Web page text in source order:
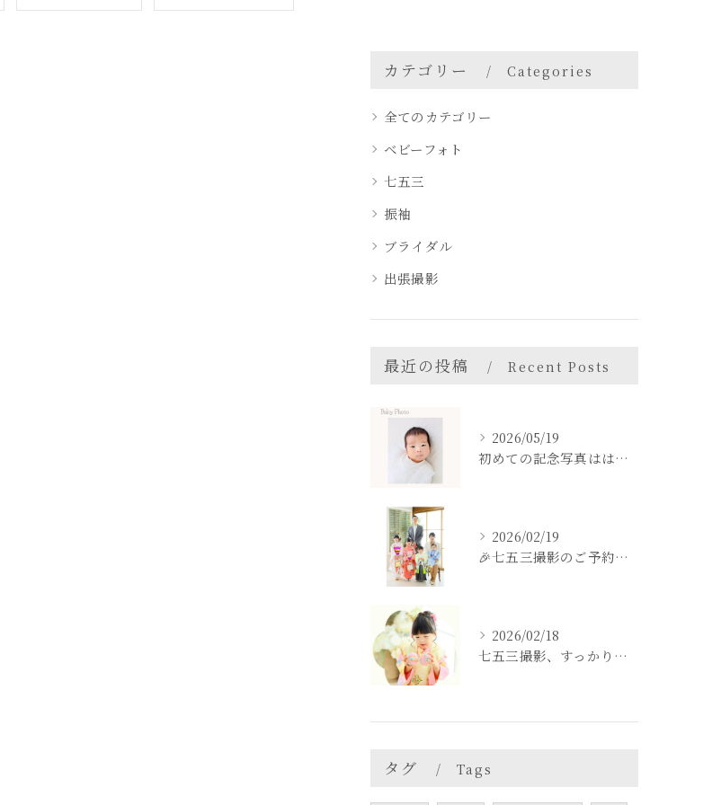
カテゴリー Categories
全てのカテゴリー
ベビーフォト
七五三
振袖
ブライダル
出張撮影
最近の投稿 Recent Posts
2026/05/19
初めての記念写真はは、DEAR STUDIOで。
2026/02/19
🎉七五三撮影のご予約をご検討中の方へ🎉
2026/02/18
七五三撮影、すっかり忘れてた💦という方も
タグ Tags